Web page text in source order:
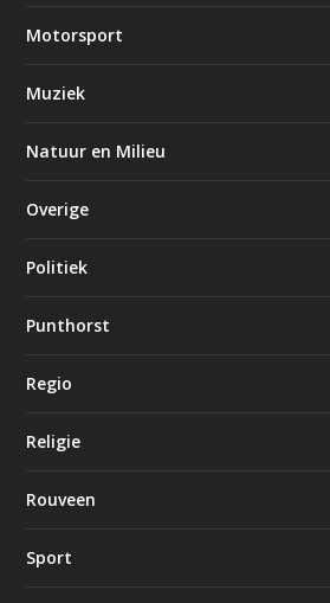
Motorsport
Muziek
Natuur en Milieu
Overige
Politiek
Punthorst
Regio
Religie
Rouveen
Sport